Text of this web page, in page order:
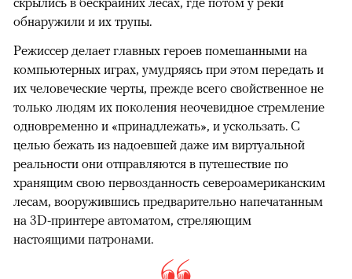
обнаружили и их трупы.
Режиссер делает главных героев помешанными на
компьютерных играх, умудряясь при этом передать и
их человеческие черты, прежде всего свойственное не
только людям их поколения неочевидное стремление
одновременно и «принадлежать», и ускользать. С
целью бежать из надоевшей даже им виртуальной
реальности они отправляются в путешествие по
хранящим свою первозданность североамериканским
лесам, вооружившись предварительно напечатанным
на 3D-принтере автоматом, стреляющим
настоящими патронами.